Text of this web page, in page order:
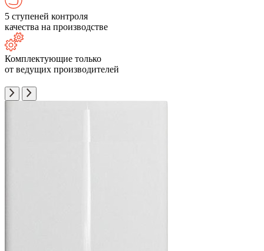
5 ступеней контроля
качества на производстве
Комплектующие только
от ведущих производителей